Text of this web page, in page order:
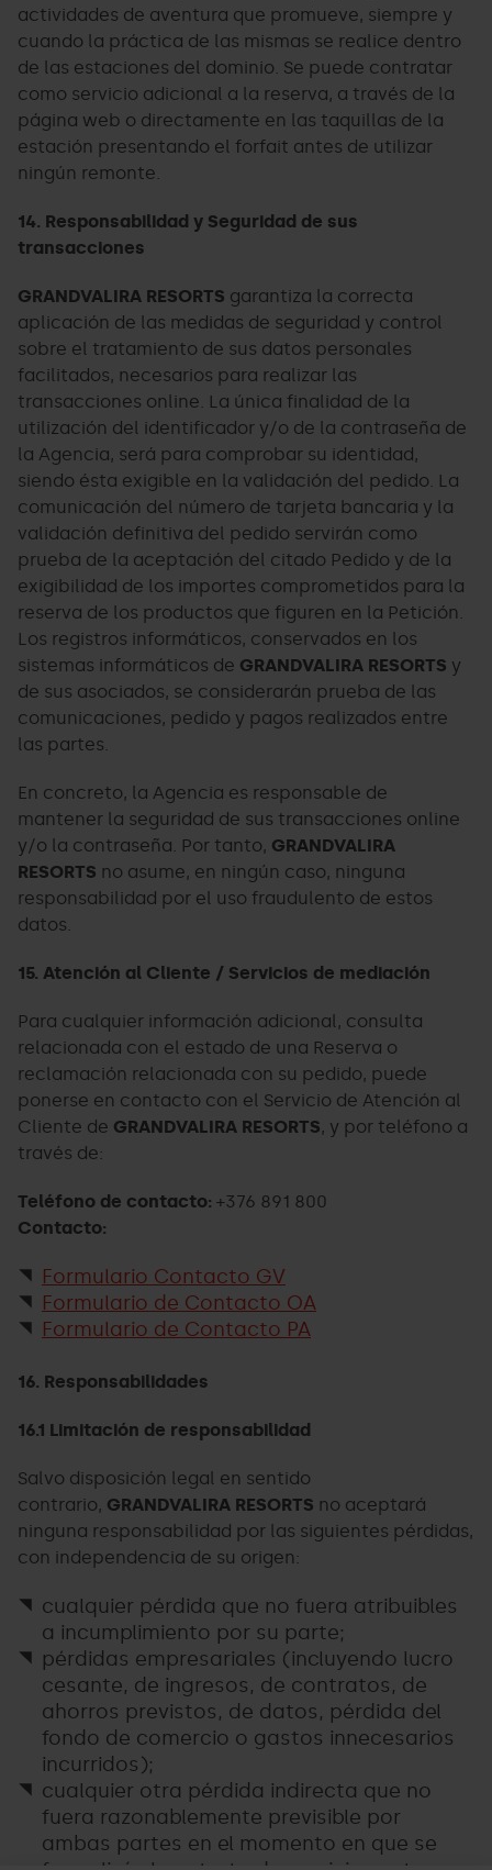
actividades de aventura que promueve, siempre y
cuando la práctica de las mismas se realice dentro
de las estaciones del dominio. Se puede contratar
como servicio adicional a la reserva, a través de la
página web o directamente en las taquillas de la
estación presentando el forfait antes de utilizar
ningún remonte.
14. Responsabilidad y Seguridad de sus
transacciones
GRANDVALIRA RESORTS garantiza la correcta
aplicación de las medidas de seguridad y control
sobre el tratamiento de sus datos personales
facilitados, necesarios para realizar las
transacciones online. La única finalidad de la
utilización del identificador y/o de la contraseña de
la Agencia, será para comprobar su identidad,
siendo ésta exigible en la validación del pedido. La
comunicación del número de tarjeta bancaria y la
validación definitiva del pedido servirán como
prueba de la aceptación del citado Pedido y de la
exigibilidad de los importes comprometidos para la
reserva de los productos que figuren en la Petición.
Los registros informáticos, conservados en los
sistemas informáticos de GRANDVALIRA RESORTS y
de sus asociados, se considerarán prueba de las
comunicaciones, pedido y pagos realizados entre
las partes.
En concreto, la Agencia es responsable de
mantener la seguridad de sus transacciones online
y/o la contraseña. Por tanto, GRANDVALIRA
RESORTS no asume, en ningún caso, ninguna
responsabilidad por el uso fraudulento de estos
datos.
15. Atención al Cliente / Servicios de mediación
Para cualquier información adicional, consulta
relacionada con el estado de una Reserva o
reclamación relacionada con su pedido, puede
ponerse en contacto con el Servicio de Atención al
Cliente de GRANDVALIRA RESORTS, y por teléfono a
través de:
Teléfono de contacto: +376 891 800
Contacto:
Formulario Contacto GV
Formulario de Contacto OA
Formulario de Contacto PA
16. Responsabilidades
16.1 Limitación de responsabilidad
Salvo disposición legal en sentido
contrario, GRANDVALIRA RESORTS no aceptará
ninguna responsabilidad por las siguientes pérdidas,
con independencia de su origen:
cualquier pérdida que no fuera atribuibles
a incumplimiento por su parte;
pérdidas empresariales (incluyendo lucro
cesante, de ingresos, de contratos, de
ahorros previstos, de datos, pérdida del
fondo de comercio o gastos innecesarios
incurridos);
cualquier otra pérdida indirecta que no
fuera razonablemente previsible por
ambas partes en el momento en que se